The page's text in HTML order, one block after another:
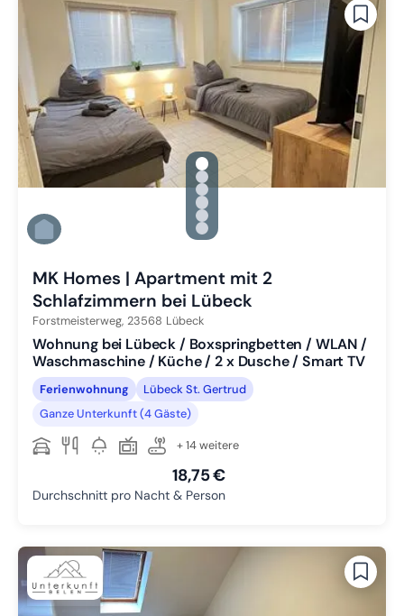
gallery.slide_selector
Zu Slide 1 wechseln
Zu Slide 2 wechseln
Zu Slide 3 wechseln
Zu Slide 4 wechseln
Zu Slide 5 wechseln
Zu Slide 6 wechseln
MK Homes | Apartment mit 2
Schlafzimmern bei Lübeck
Forstmeisterweg, 23568 Lübeck
Wohnung bei Lübeck / Boxspringbetten / WLAN /
Waschmaschine / Küche / 2 x Dusche / Smart TV
Ferienwohnung
Lübeck St. Gertrud
Ganze Unterkunft (4 Gäste)
+ 14 weitere
18,75 €
Durchschnitt pro Nacht & Person